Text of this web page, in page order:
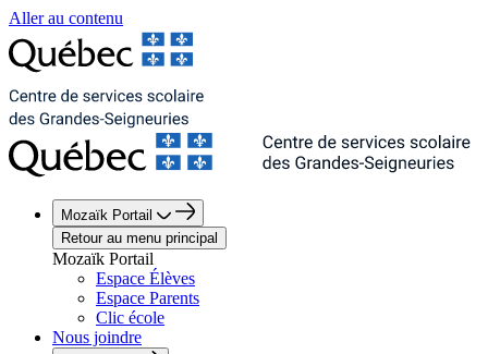
Aller au contenu
Mozaïk Portail
Retour au menu principal
Mozaïk Portail
Espace Élèves
Espace Parents
Clic école
Nous joindre